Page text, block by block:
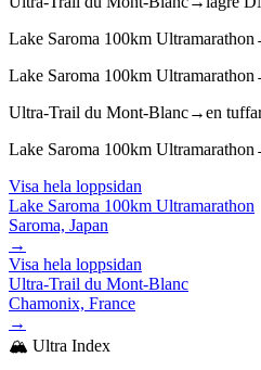
Lake Saroma 100km Ultramarathon
Lake Saroma 100km Ultramarathon
Ultra-Trail du Mont-Blanc→en
Lake Saroma 100km Ultramarathon
Visa hela loppsidan
Lake Saroma 100km Ultramarathon
Saroma, Japan
→
Visa hela loppsidan
Ultra-Trail du Mont-Blanc
Chamonix, France
→
🏔️ Ultra Index